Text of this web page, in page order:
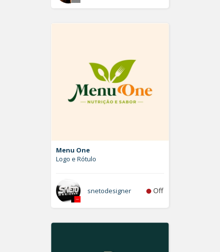
Menu One
Logo e Rótulo
snetodesigner Off